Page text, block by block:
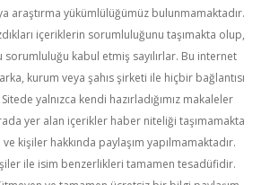
araştırma yükümlülüğümüz bulunmamaktadır.
içeriklerin sorumluluğunu taşımakta olup,
kabul etmiş sayılırlar. Bu internet
kurum veya şahıs şirketi ile hiçbir bağlantısı
yalnızca kendi hazırladığımız makaleler
yer alan içerikler haber niteliği taşımamakta
kişiler hakkında paylaşım yapılmamaktadır.
ile isim benzerlikleri tamamen tesadüfidir.